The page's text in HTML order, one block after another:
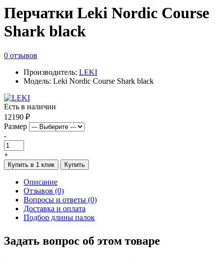
Перчатки Leki Nordic Course
Shark black
0 отзывов
Производитель: LEKI
Модель: Leki Nordic Course Shark black
Есть в наличии
12190 ₽
Размер
-
+
Купить в 1 клик Купить
Описание
Отзывов (0)
Вопросы и ответы (0)
Доставка и оплата
Подбор длины палок
Задать вопрос об этом товаре